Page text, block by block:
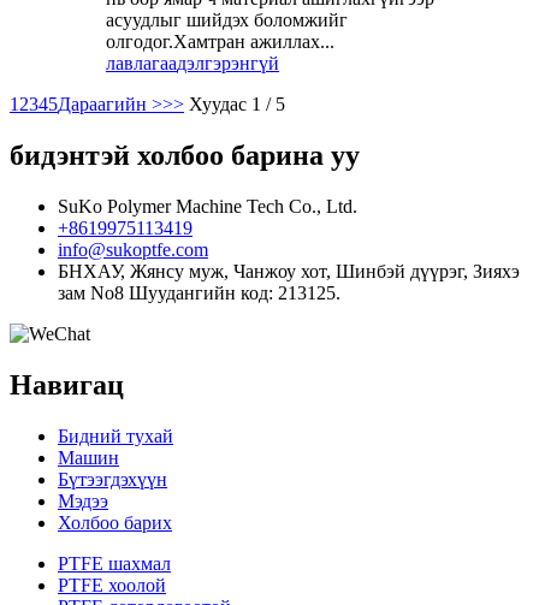
асуудлыг шийдэх боломжийг
олгодог.Хамтран ажиллах...
лавлагаадэлгэрэнгүй
12345Дараагийн >>> Хуудас 1 / 5
бидэнтэй холбоо барина уу
SuKo Polymer Machine Tech Co., Ltd.
+8619975113419
info@sukoptfe.com
БНХАУ, Жянсу муж, Чанжоу хот, Шинбэй дүүрэг, Зияхэ
зам No8 Шуудангийн код: 213125.
Навигац
Бидний тухай
Машин
Бүтээгдэхүүн
Мэдээ
Холбоо барих
PTFE шахмал
PTFE хоолой